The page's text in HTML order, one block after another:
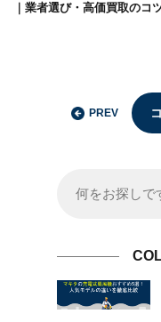
｜業者選び・高価買取のコ
PREV